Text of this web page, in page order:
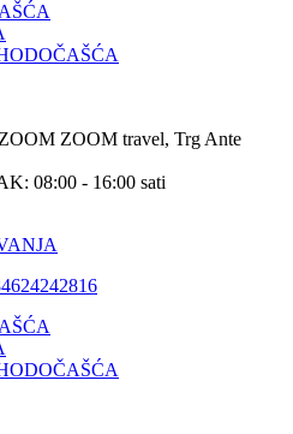
ZOOM travel, Trg Ante
08:00 - 16:00 sati